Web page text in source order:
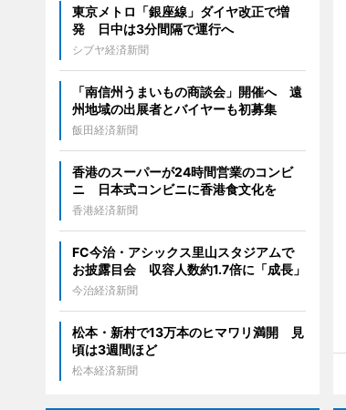
東京メトロ「銀座線」ダイヤ改正で増
発 日中は3分間隔で運行へ
シブヤ経済新聞
「南信州うまいもの商談会」開催へ 遠
州地域の出展者とバイヤーも初募集
飯田経済新聞
香港のスーパーが24時間営業のコンビ
ニ 日本式コンビニに香港食文化を
香港経済新聞
FC今治・アシックス里山スタジアムで
お披露目会 収容人数約1.7倍に「成長」
今治経済新聞
松本・新村で13万本のヒマワリ満開 見
頃は3週間ほど
松本経済新聞